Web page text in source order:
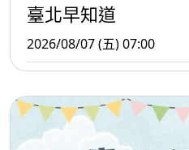
臺北早知道
2026/08/07 (五) 07:00